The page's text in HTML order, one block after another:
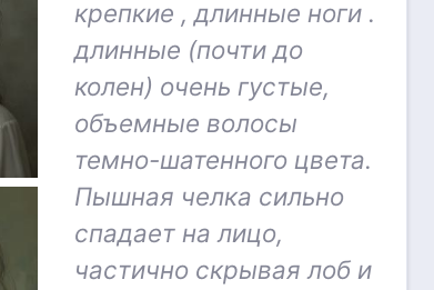
крепкие , длинные ноги .
длинные (почти до
колен) очень густые,
объемные волосы
темно-шатенного цвета.
Пышная челка сильно
спадает на лицо,
частично скрывая лоб и